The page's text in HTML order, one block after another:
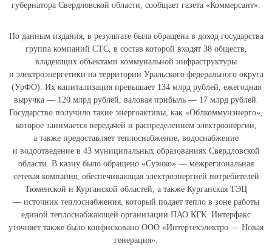
губернатора Свердловской области, сообщает газета «Коммерсант».
По данным издания, в результате была обращена в доход государства
группа компаний СТС, в состав которой входят 38 обществ,
владеющих объектами коммунальной инфраструктуры
и электроэнергетики на территории Уральского федерального округа
(УрФО). Их капитализация превышает 134 млрд рублей, ежегодная
выручка — 120 млрд рублей, валовая прибыль — 17 млрд рублей.
Государство получило такие энергоактивы, как «Облкоммунэнерго»,
которое занимается передачей и распределением электроэнергии,
а также предоставляет теплоснабжение, водоснабжение
и водоотведение в 43 муниципальных образованиях Свердловской
области. В казну было обращено «Суэнко» — межрегиональная
сетевая компания, обеспечивающая электроэнергией потребителей
Тюменской и Курганской областей, а также Курганская ТЭЦ
— источник теплоснабжения, который подает тепло в зоне работы
единой теплоснабжающей организации ПАО КГК. Интерфакс
уточняет также было конфисковано ООО «Интертехэлектро — Новая
генерация».